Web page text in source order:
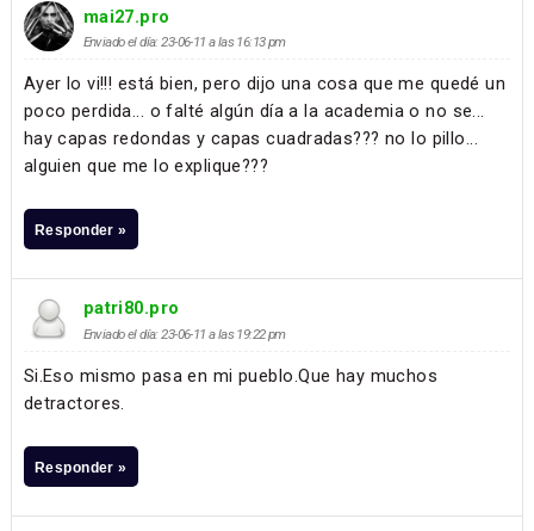
mai27.pro
Enviado el día: 23-06-11 a las 16:13 pm
Ayer lo vi!!! está bien, pero dijo una cosa que me quedé un
poco perdida... o falté algún día a la academia o no se...
hay capas redondas y capas cuadradas??? no lo pillo...
alguien que me lo explique???
Responder »
patri80.pro
Enviado el día: 23-06-11 a las 19:22 pm
Si.Eso mismo pasa en mi pueblo.Que hay muchos
detractores.
Responder »